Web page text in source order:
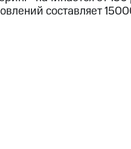
составляет